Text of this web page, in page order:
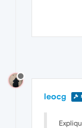
leocg